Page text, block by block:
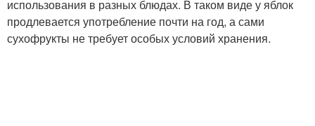
использования в разных блюдах. В таком виде у яблок
продлевается употребление почти на год, а сами
сухофрукты не требует особых условий хранения.